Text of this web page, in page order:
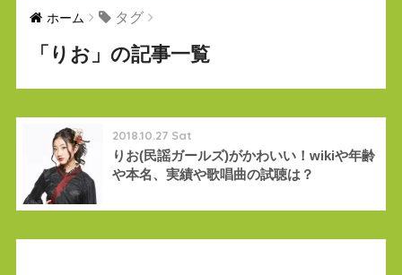
ホーム タグ
「りお」の記事一覧
2018.10.27 Sat
りお(民謡ガールズ)がかわいい！wikiや年齢
や本名、実績や歌唱曲の試聴は？